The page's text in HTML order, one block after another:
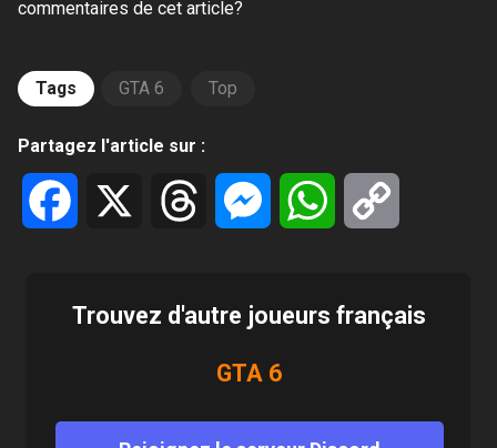
commentaires de cet article?
Tags GTA 6 Top
Partagez l'article sur :
Facebook Threads MessengerWhatsApp
Trouvez d'autre joueurs français
GTA 6